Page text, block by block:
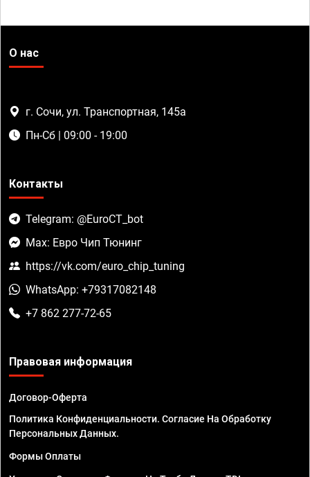
О нас
г. Сочи, ул. Транспортная, 145а
Пн-Сб | 09:00 - 19:00
Контакты
Telegram: @EuroCT_bot
Max: Евро Чип Тюнинг
https://vk.com/euro_chip_tuning
WhatsApp: +79317082148
+7 862 277-72-65
Правовая информация
Договор-Оферта
Политика Конфиденциальности. Согласие На Обработку
Персональных Данных.
Формы Оплаты